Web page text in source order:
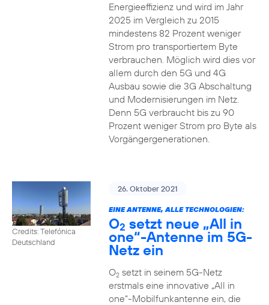
Energieeffizienz und wird im Jahr
2025 im Vergleich zu 2015
mindestens 82 Prozent weniger
Strom pro transportiertem Byte
verbrauchen. Möglich wird dies vor
allem durch den 5G und 4G
Ausbau sowie die 3G Abschaltung
und Modernisierungen im Netz.
Denn 5G verbraucht bis zu 90
Prozent weniger Strom pro Byte als
Vorgängergenerationen.
Credits: Telefónica
Deutschland
26. Oktober 2021
EINE ANTENNE, ALLE TECHNOLOGIEN:
O2 setzt neue „All in
one“-Antenne im 5G-
Netz ein
O2setzt in seinem 5G-Netz
erstmals eine innovative „All in
one“-Mobilfunkantenne ein, die